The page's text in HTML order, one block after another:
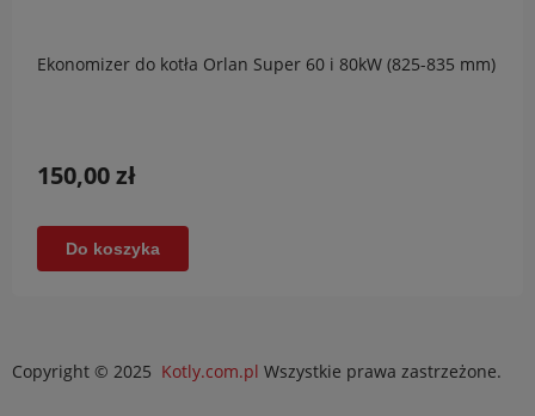
Ekonomizer do kotła Orlan Super 60 i 80kW (825-835 mm)
150,00 zł
Do koszyka
Copyright © 2025 Kotly.com.pl Wszystkie prawa zastrzeżone.